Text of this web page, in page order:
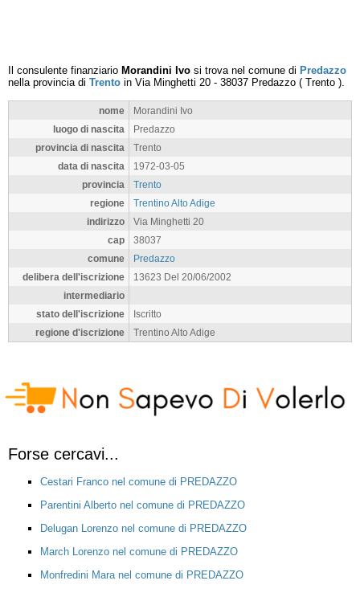
Il consulente finanziario Morandini Ivo si trova nel comune di Predazzo
nella provincia di Trento in Via Minghetti 20 - 38037 Predazzo ( Trento ).
nome
Morandini Ivo
luogo di nascita
Predazzo
provincia di nascita
Trento
data di nascita
1972-03-05
provincia
Trento
regione
Trentino Alto Adige
indirizzo
Via Minghetti 20
cap
38037
comune
Predazzo
delibera dell'iscrizione
13623 Del 20/06/2002
intermediario
stato dell'iscrizione
Iscritto
regione d'iscrizione
Trentino Alto Adige
Forse cercavi...
Cestari Franco nel comune di PREDAZZO
Parentini Alberto nel comune di PREDAZZO
Delugan Lorenzo nel comune di PREDAZZO
March Lorenzo nel comune di PREDAZZO
Monfredini Mara nel comune di PREDAZZO